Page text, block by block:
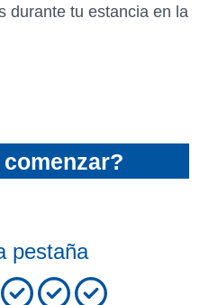
durante tu estancia en la
pestaña